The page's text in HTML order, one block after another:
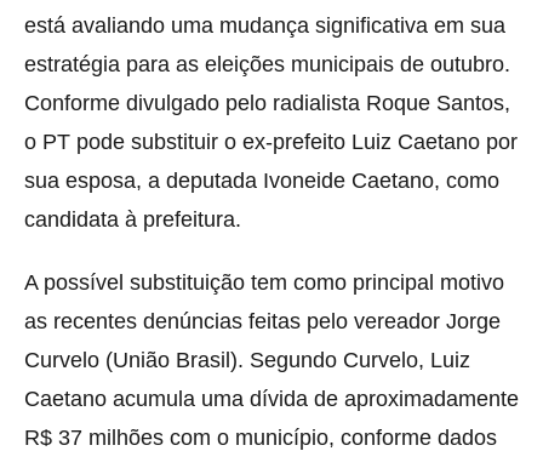
está avaliando uma mudança significativa em sua
estratégia para as eleições municipais de outubro.
Conforme divulgado pelo radialista Roque Santos,
o PT pode substituir o ex-prefeito Luiz Caetano por
sua esposa, a deputada Ivoneide Caetano, como
candidata à prefeitura.
A possível substituição tem como principal motivo
as recentes denúncias feitas pelo vereador Jorge
Curvelo (União Brasil). Segundo Curvelo, Luiz
Caetano acumula uma dívida de aproximadamente
R$ 37 milhões com o município, conforme dados